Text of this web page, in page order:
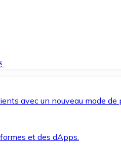
avec un nouveau mode de
et des dApps.